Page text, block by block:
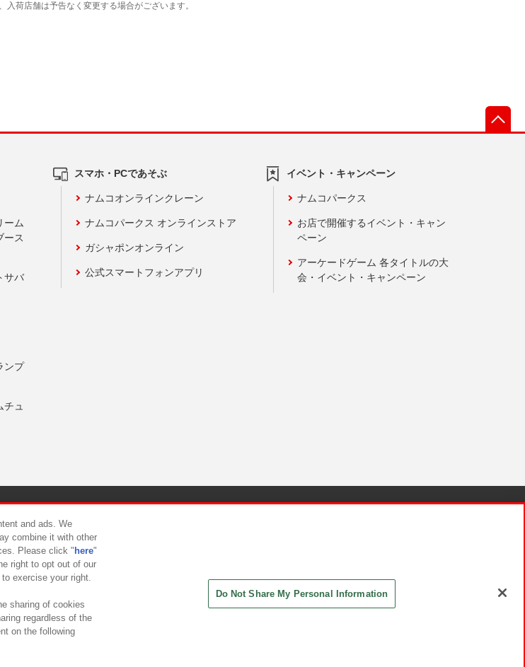
ーム
ース
サバ
ンプ
ュ
スマホ・PCであそぶ
ナムコオンラインクレーン
ナムコパークス オンラインストア
ガシャポンオンライン
公式スマートフォンアプリ
イベント・キャンペーン
ナムコパークス
お店で開催するイベント・キャン
ペーン
アーケードゲーム 各タイトルの大
会・イベント・キャンペーン
ハラスメント対応方針
and ads. We
combine it with other
Please click " here"
right to opt out of our
exercise your right.
sharing of cookies
regardless of the
on the following
Do Not Share My Personal Information